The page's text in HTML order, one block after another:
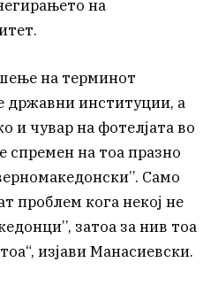
на
на терминот
државни институции, а
и чувар на фотелјата во
на тоа празно
Само
проблем кога некој не
затоа за нив тоа
изјави Манасиевски.